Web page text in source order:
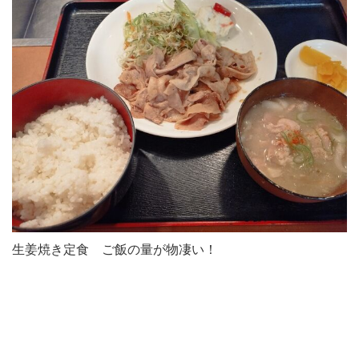
生姜焼き定食 ご飯の量が物凄い！